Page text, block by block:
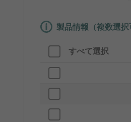
製品情報（複数選択
すべて選択